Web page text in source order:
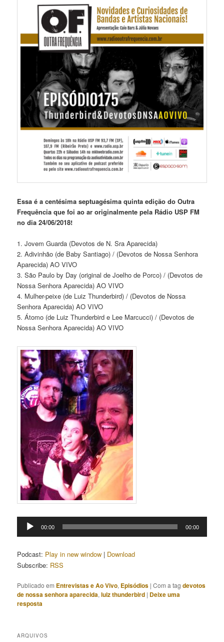
Essa é a centésima septuagésima quinta edição do Outra
Frequência que foi ao ar originalmente pela Rádio USP FM
no dia 24/06/2018!
1. Jovem Guarda (Devotos de N. Sra Aparecida)
2. Adivinhão (de Baby Santiago) / (Devotos de Nossa Senhora
Aparecida) AO VIVO
3. São Paulo by Day (original de Joelho de Porco) / (Devotos de
Nossa Senhora Aparecida) AO VIVO
4. Mulher-peixe (de Luiz Thunderbird) / (Devotos de Nossa
Senhora Aparecida) AO VIVO
5. Átomo (de Luiz Thunderbird e Lee Marcucci) / (Devotos de
Nossa Senhora Aparecida) AO VIVO
Tocador
00:00 00:00
Podcast: Play in new window | Download
Subscribe: RSS
Publicado em Entrevistas e Ao Vivo, Episódios |Com a tagdevotos
de nossa senhora aparecida,luiz thunderbird | Deixe uma
resposta
ARQUIVOS